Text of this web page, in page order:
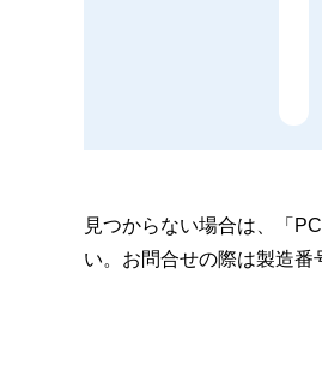
見つからない場合は、「
い。お問合せの際は製造番